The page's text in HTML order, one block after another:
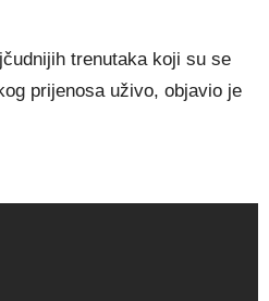
trenutaka koji su se
prijenosa uživo, objavio je